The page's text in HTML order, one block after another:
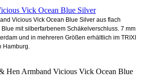
Vick Ocean Blue Silver
Vicious Vick Ocean Blue Silver aus flach
mit silberfarbenem Schäkelverschluss. 7 mm
und in mehreren Größen erhältlich im TRIXI
Hamburg.